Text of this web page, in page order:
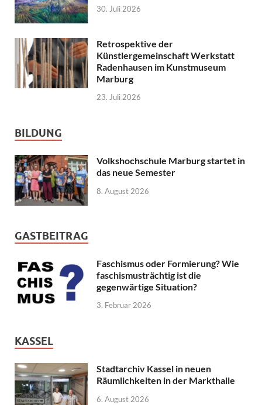
30. Juli 2026
Retrospektive der
Künstlergemeinschaft Werkstatt
Radenhausen im Kunstmuseum
Marburg
23. Juli 2026
BILDUNG
Volkshochschule Marburg startet in
das neue Semester
8. August 2026
GASTBEITRAG
Faschismus oder Formierung? Wie
faschismusträchtig ist die
gegenwärtige Situation?
3. Februar 2026
KASSEL
Stadtarchiv Kassel in neuen
Räumlichkeiten in der Markthalle
6. August 2026